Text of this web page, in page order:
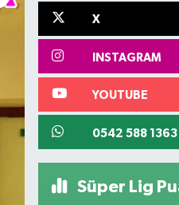
X
INSTAGRAM
YOUTUBE
0542 588 1363
Süper Lig